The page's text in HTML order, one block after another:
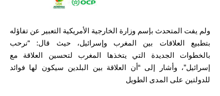
ولم يفت المتحدث بإسم وزارة الخارجية الأمريكية التعبير عن تفاؤله
بتطبيع العلاقات بين المغرب وإسرائيل، حيث قال: “نرحب
بالخطوات الجديدة التي يتخذها المغرب لتحسين العلاقة مع
إسرائيل”، وأشار إلى “أن العلاقة بين البلدين سيكون لها فوائد
للدولتين على المدى الطويل